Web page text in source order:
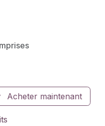
Acheter maintenant